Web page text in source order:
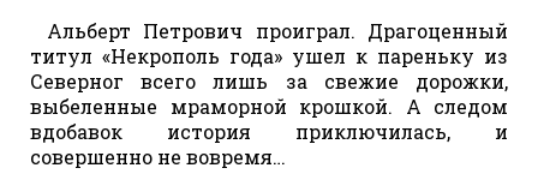
Альберт Петрович проиграл. Драгоценный
титул «Некрополь года» ушел к пареньку из
Северног всего лишь за свежие дорожки,
выбеленные мраморной крошкой. А следом
вдобавок история приключилась, и
совершенно не вовремя…